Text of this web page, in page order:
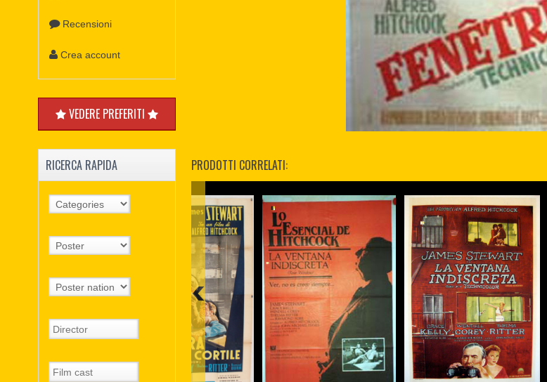
PRODOTTI CORRELATI:
Recensioni
Crea account
VEDERE PREFERITI
RICERCA RAPIDA